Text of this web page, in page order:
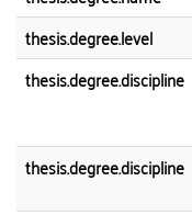
thesis.degree.level
thesis.degree.discipline
thesis.degree.discipline